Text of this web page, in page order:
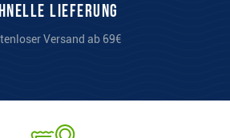
Lieferung
Versand ab 69€